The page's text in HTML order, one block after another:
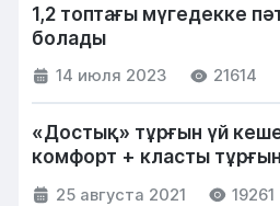
1,2 топтағы мүгедекке
болады
14 июля 2023 21614
«Достық» тұрғын үй
комфорт + класты тұрғын
25 августа 2021 19261